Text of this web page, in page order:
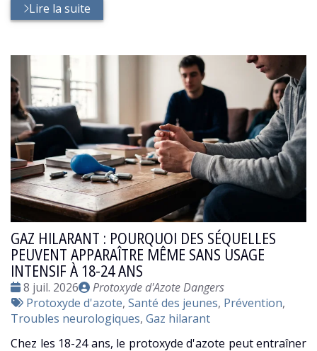
Lire la suite
GAZ HILARANT : POURQUOI DES SÉQUELLES
PEUVENT APPARAÎTRE MÊME SANS USAGE
INTENSIF À 18-24 ANS
Date
:
8 juil. 2026
Publié
par
Protoxyde d'Azote Dangers
Tags
:
Protoxyde d'azote, Santé des jeunes, Prévention,
Troubles neurologiques, Gaz hilarant
Chez les 18-24 ans, le protoxyde d'azote peut entraîner